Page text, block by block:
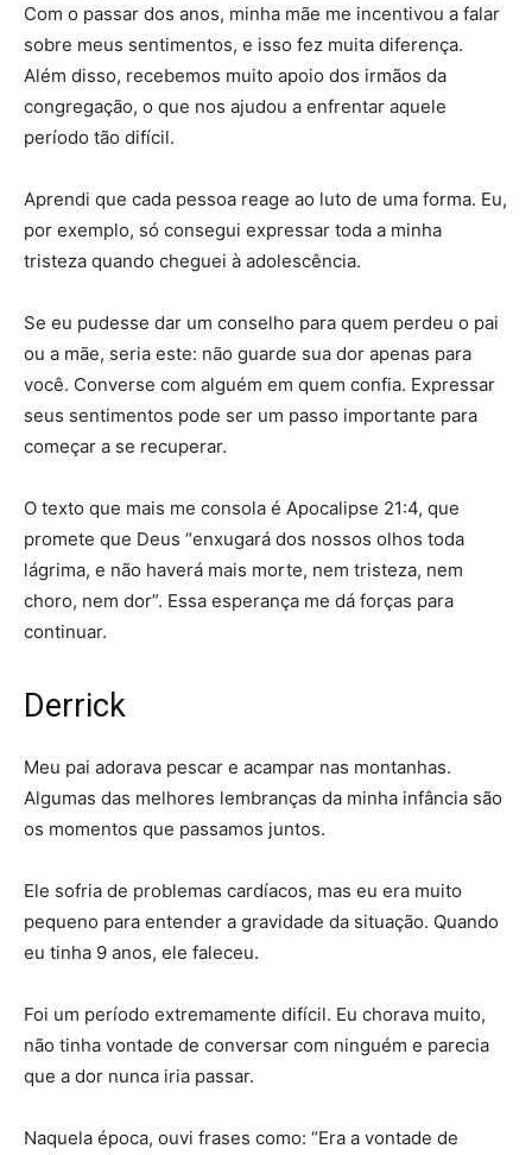
Com o passar dos anos, minha mãe me incentivou a falar
sobre meus sentimentos, e isso fez muita diferença.
Além disso, recebemos muito apoio dos irmãos da
congregação, o que nos ajudou a enfrentar aquele
período tão difícil.
Aprendi que cada pessoa reage ao luto de uma forma. Eu,
por exemplo, só consegui expressar toda a minha
tristeza quando cheguei à adolescência.
Se eu pudesse dar um conselho para quem perdeu o pai
ou a mãe, seria este: não guarde sua dor apenas para
você. Converse com alguém em quem confia. Expressar
seus sentimentos pode ser um passo importante para
começar a se recuperar.
O texto que mais me consola é Apocalipse 21:4, que
promete que Deus “enxugará dos nossos olhos toda
lágrima, e não haverá mais morte, nem tristeza, nem
choro, nem dor”. Essa esperança me dá forças para
continuar.
Derrick
Meu pai adorava pescar e acampar nas montanhas.
Algumas das melhores lembranças da minha infância são
os momentos que passamos juntos.
Ele sofria de problemas cardíacos, mas eu era muito
pequeno para entender a gravidade da situação. Quando
eu tinha 9 anos, ele faleceu.
Foi um período extremamente difícil. Eu chorava muito,
não tinha vontade de conversar com ninguém e parecia
que a dor nunca iria passar.
Naquela época, ouvi frases como: “Era a vontade de